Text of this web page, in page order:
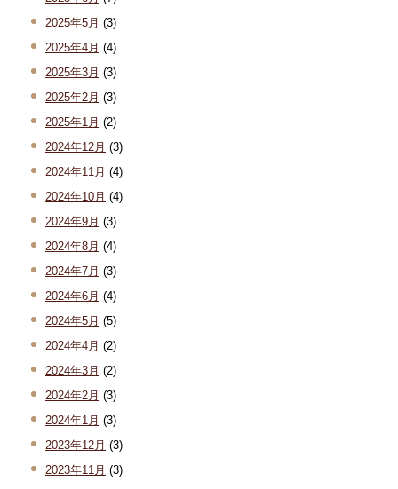
2025年5月 (3)
2025年4月 (4)
2025年3月 (3)
2025年2月 (3)
2025年1月 (2)
2024年12月 (3)
2024年11月 (4)
2024年10月 (4)
2024年9月 (3)
2024年8月 (4)
2024年7月 (3)
2024年6月 (4)
2024年5月 (5)
2024年4月 (2)
2024年3月 (2)
2024年2月 (3)
2024年1月 (3)
2023年12月 (3)
2023年11月 (3)